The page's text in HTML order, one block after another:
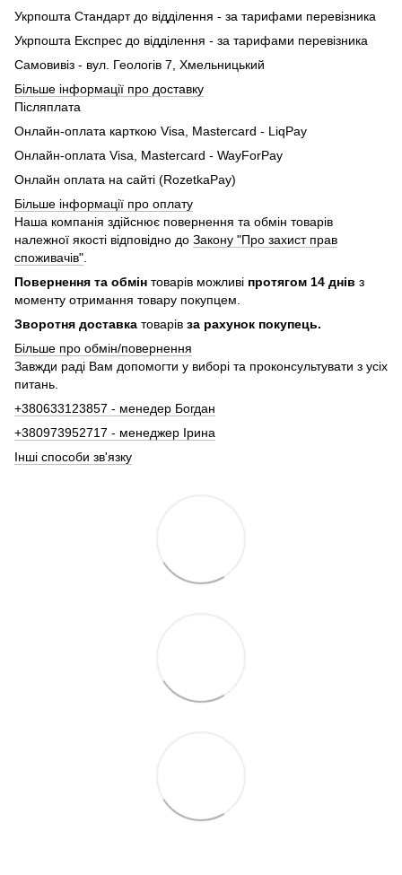
Укрпошта Стандарт до відділення - за тарифами перевізника
Укрпошта Експрес до відділення - за тарифами перевізника
Самовивіз - вул. Геологів 7, Хмельницький
Більше інформації про доставку
Післяплата
Онлайн-оплата карткою Visa, Mastercard - LiqPay
Онлайн-оплата Visa, Mastercard - WayForPay
Онлайн оплата на сайті (RozetkaPay)
Більше інформації про оплату
Наша компанія здійснює повернення та обмін товарів
належної якості відповідно до Закону "Про захист прав
споживачів"
Повернення та обмін товарів можливі протягом 14 днів з
моменту отримання товару покупцем.
Зворотня доставка товарів за рахунок покупець.
Більше про обмін/повернення
Завжди раді Вам допомогти у виборі та проконсультувати з усіх
питань.
+380633123857 - менедер Богдан
+380973952717 - менеджер Ірина
Інші способи зв'язку